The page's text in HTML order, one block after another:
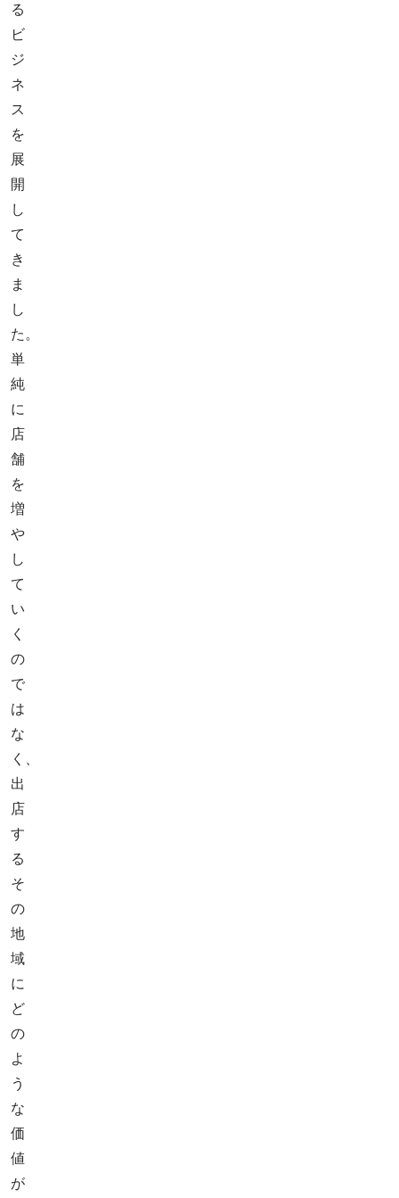
る
ビ
ジ
ネ
ス
を
展
開
し
て
き
ま
し
た。
単
純
に
店
舗
を
増
や
し
て
い
く
の
で
は
な
く、
出
店
す
る
そ
の
地
域
に
ど
の
よ
う
な
価
値
が